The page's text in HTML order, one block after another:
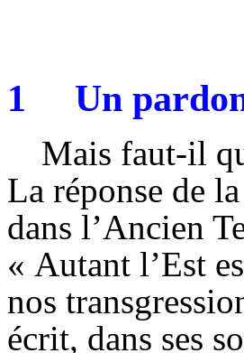
1 Un
Mais faut-il
La réponse de
dans l’Ancien
« Autant l’Est
nos
écrit, dans ses